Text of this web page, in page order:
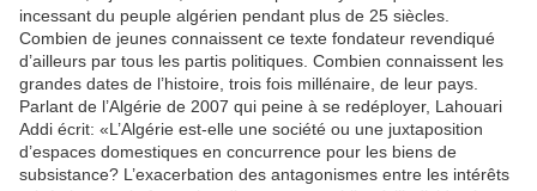
incessant du peuple algérien pendant plus de 25 siècles.
Combien de jeunes connaissent ce texte fondateur revendiqué
d’ailleurs par tous les partis politiques. Combien connaissent les
grandes dates de l’histoire, trois fois millénaire, de leur pays.
Parlant de l’Algérie de 2007 qui peine à se redéployer, Lahouari
Addi écrit: «L’Algérie est-elle une société ou une juxtaposition
d’espaces domestiques en concurrence pour les biens de
subsistance? L’exacerbation des antagonismes entre les intérêts